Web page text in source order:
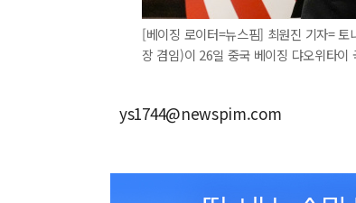
[베이징 로이터=뉴스핌] 최원진 기자=
장 겸임)이 26일 중국 베이징 댜오위타
ys1744@newspim.com